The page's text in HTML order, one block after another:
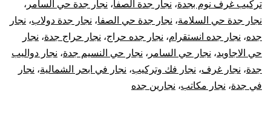
تركيب غرف نوم بجدة، نجار جدة الصفا، نجار جدة حي السامر ،
نجار جدة حي السلامة، نجار جدة حي الصفا، نجار جدة دولاب، نجار
جده، نجار جده انستقرام، نجار جده حراج، نجار حراج جدة، نجار
حي الاجاويد، نجار حي السامر ، نجار حي النسيم جدة، نجار دواليب
جدة، نجار غرف، نجار فك وتركيب، نجار في ابحر الشمالية، نجار
في جدة، نجار مكاتب، نجارين جده